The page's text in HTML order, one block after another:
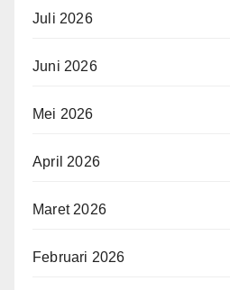
Juli 2026
Juni 2026
Mei 2026
April 2026
Maret 2026
Februari 2026